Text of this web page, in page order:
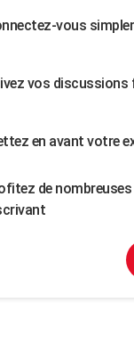
vous
vos discussions
en avant votre
de